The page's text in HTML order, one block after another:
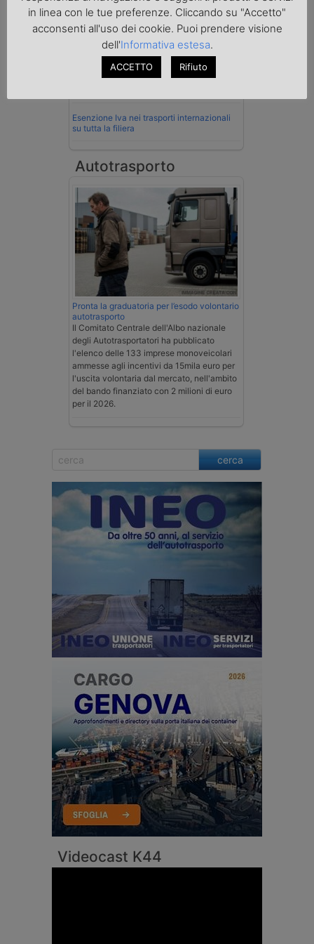
Imprenditore di Prato assolto per infortunio
col muletto
Cassazione conferma validità multe per
velocità col cronotachigrafo
La Cassazione conferma la qualifica di
Esenzione Iva nei trasporti internazionali
su tutta la filiera
Autotrasporto
Pronta la graduatoria per l’esodo volontario
autotrasporto
Il Comitato Centrale dell'Albo nazionale
degli Autotrasportatori ha pubblicato
l'elenco delle 133 imprese monoveicolari
ammesse agli incentivi da 15mila euro per
l'uscita volontaria dal mercato, nell'ambito
del bando finanziato con 2 milioni di euro
per il 2026.
cerca
Videocast K44
in linea con le tue preferenze. Cliccando su "Accetto"
acconsenti all'uso dei cookie. Puoi prendere visione
dell'Informativa estesa.
ACCETTO Rifiuto